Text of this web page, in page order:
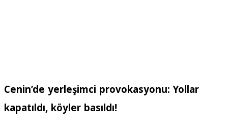
Cenin’de yerleşimci provokasyonu: Yollar
kapatıldı, köyler basıldı!